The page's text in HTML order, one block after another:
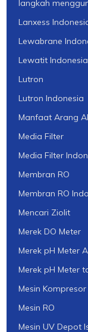
langkah
Lanxess
Lewabrane
Lewatit Indonesia
Lutron
Lutron Indonesia
Manfaat Arang
Media Filter
Media Filter
Membran RO
Membran RO
Mencari Ziolit
Merek DO Meter
Merek pH Meter
Merek pH Meter
Mesin
Mesin RO
Mesin UV Depot